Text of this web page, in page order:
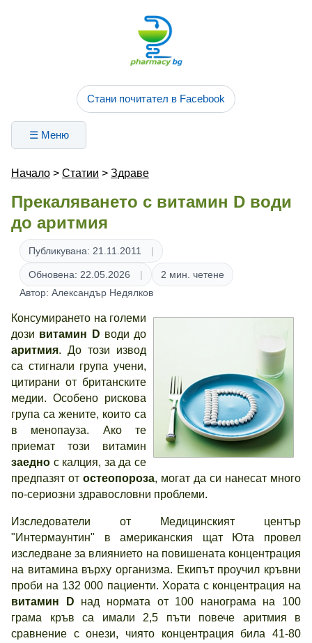
Стани почитател в Facebook
☰ Меню
Начало > Статии > Здраве
Прекаляването с витамин D води
до аритмия
Публикувана: 21.11.2011
Обновена: 22.05.2026
2 мин. четене
Автор: Александър Недялков
Консумирането на големи
дози витамин D води до
аритмия. До този извод
са стигнали група учени,
цитирани от британските
медии. Особено рискова
група са жените, които са
в менопауза. Ако те
приемат този витамин
заедно с калция, за да се
предпазят от остеопороза, могат да си нанесат много
по-сериозни здравословни проблеми.
Изследователи от Медицинският център
"Интермаунтин" в американския щат Юта провел
изследване за влиянието на повишената концентрация
на витамина върху организма. Екипът проучил кръвни
проби на 132 000 пациенти. Хората с концентрация на
витамин D над нормата от 100 нанограма на 100
грама кръв са имали 2,5 пъти повече аритмия в
сравнение с онези, чиято концентрация била 41-80